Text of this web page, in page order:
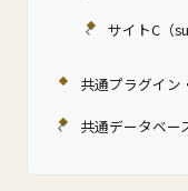
サイトC（
共通プラグイン
共通データベー